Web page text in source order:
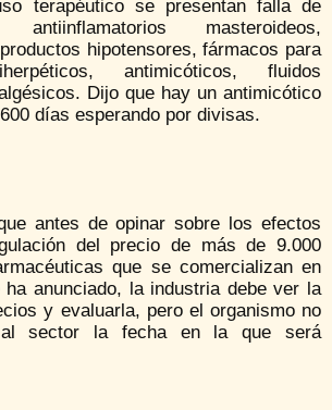
terapéutico se presentan falla de
masteroideos,
hipotensores, fármacos para
antimicóticos, fluidos
Dijo que hay un antimicótico
días esperando por divisas.
antes de opinar sobre los efectos
del precio de más de 9.000
que se comercializan en
anunciado, la industria debe ver la
y evaluarla, pero el organismo no
al sector la fecha en la que será